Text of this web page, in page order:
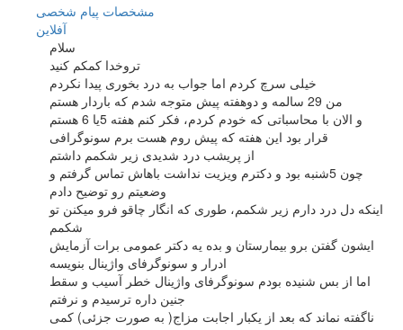
مشخصات پیام شخصی
آفلاين
سلام
تروخدا کمکم کنید
خیلی سرچ کردم اما جواب به درد بخوری پیدا نکردم
من 29 سالمه و دوهفته پیش متوجه شدم که باردار هستم
و الان با محاسباتی که خودم کردم، فکر کنم هفته 5یا 6 هستم
قرار بود این هفته که پیش روم هست برم سونوگرافی
از پریشب درد شدیدی زیر شکمم داشتم
چون 5شنبه بود و دکترم ویزیت نداشت باهاش تماس گرفتم و
وضعیتم رو توضیح دادم
اینکه دل درد دارم زیر شکمم، طوری که انگار چاقو فرو میکنن تو
شکمم
ایشون گفتن برو بیمارستان و بده یه دکتر عمومی برات آزمایش
ادرار و سونوگرفای واژینال بنویسه
اما از بس شنیده بودم سونوگرفای واژینال خطر آسیب و سقط
جنین داره ترسیدم و نرفتم
ناگفته نماند که بعد از یکبار اجابت مزاج( به صورت جزئی) کمی